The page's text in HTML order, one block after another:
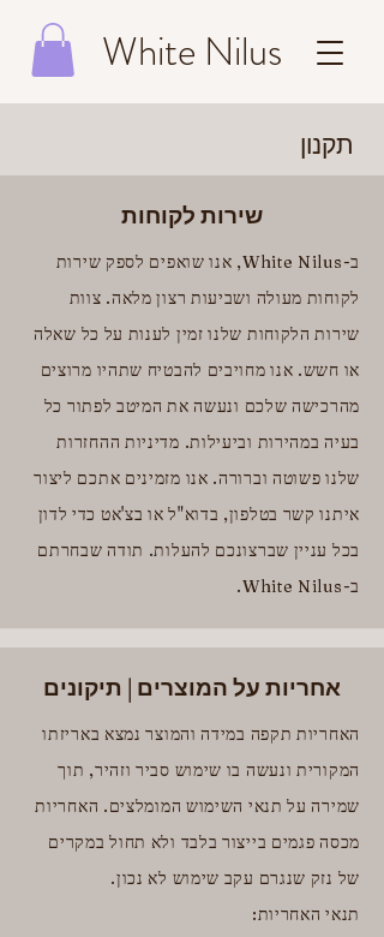
White Nilus
תקנון
שירות לקוחות
ב-White Nilus, אנו שואפים לספק שירות
לקוחות מעולה ושביעות רצון מלאה. צוות
שירות הלקוחות שלנו זמין לענות על כל שאלה
או חשש. אנו מחויבים להבטיח שתהיו מרוצים
מהרכישה שלכם ונעשה את המיטב לפתור כל
בעיה במהירות וביעילות. מדיניות ההחזרות
שלנו פשוטה וברורה. אנו מזמינים אתכם ליצור
איתנו קשר בטלפון, בדוא"ל או בצ'אט כדי לדון
בכל עניין שברצונכם להעלות. תודה שבחרתם
ב-White Nilus.
אחריות על המוצרים | תיקונים
האחריות תקפה במידה והמוצר נמצא באריזתו
המקורית ונעשה בו שימוש סביר וזהיר, תוך
שמירה על תנאי השימוש המומלצים. האחריות
מכסה פגמים בייצור בלבד ולא תחול במקרים
של נזק שנגרם עקב שימוש לא נכון.
תנאי האחריות: